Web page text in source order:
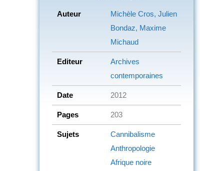
Auteur
Michèle Cros, Julien
Bondaz, Maxime
Michaud
Editeur
Archives
contemporaines
Date 2012
Pages 203
Sujets
Cannibalisme
Anthropologie
Afrique noire